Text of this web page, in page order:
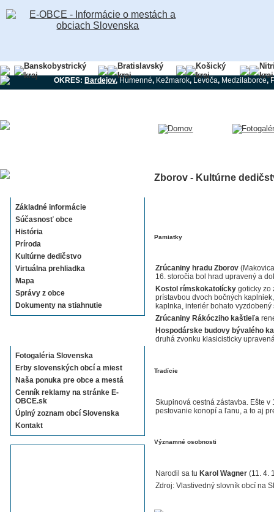
Banskobystrický
kraj
Bratislavský
kraj
Košický
kraj
kraj
OKRES: Bardejov,Humenné, Kežmarok, Levoča, Medzilaborce,
Základné informácie
Súčasnosť obce
História
Príroda
Kultúrne dedičstvo
Virtuálna prehliadka
Mapa
Správy z obce
Dokumenty na stiahnutie
Fotogaléria Slovenska
Erby slovenských obcí a miest
Naša ponuka pre obce a mestá
Cenník reklamy na stránke E-
OBCE.sk
Úplný zoznam obcí Slovenska
Kontakt
Zborov - Kultúrne
Pamiatky
Zrúcaniny hradu Zborov
16. storočia bol hrad upravený a
Kostol rímskokatolícky goticky zo
prístavbou dvoch bočných
kaplnka, interiér bo­hato
Zrúcaniny Rákócziho kaštieľa
Hospodárske budovy bývalého
druhá zvonku klasicisticky
Tradície
Skupinová cestná zástavba. Ešte
pestovanie konopí a ľanu, a to aj
Významné osobnosti
Narodil sa tu Karol Wagner (11. 4.
Zdroj: Vlastivedný slovník obcí na